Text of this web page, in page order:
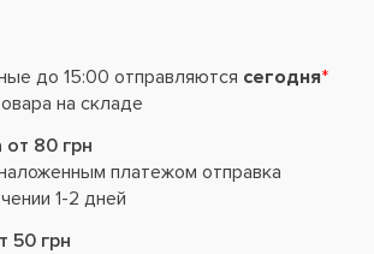
до 15:00 отправляются сегодня*
на складе
80 грн
платежом отправка
1-2 дней
50 грн